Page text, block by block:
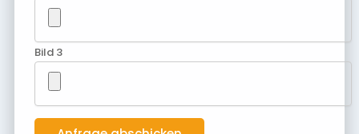
Bild 3